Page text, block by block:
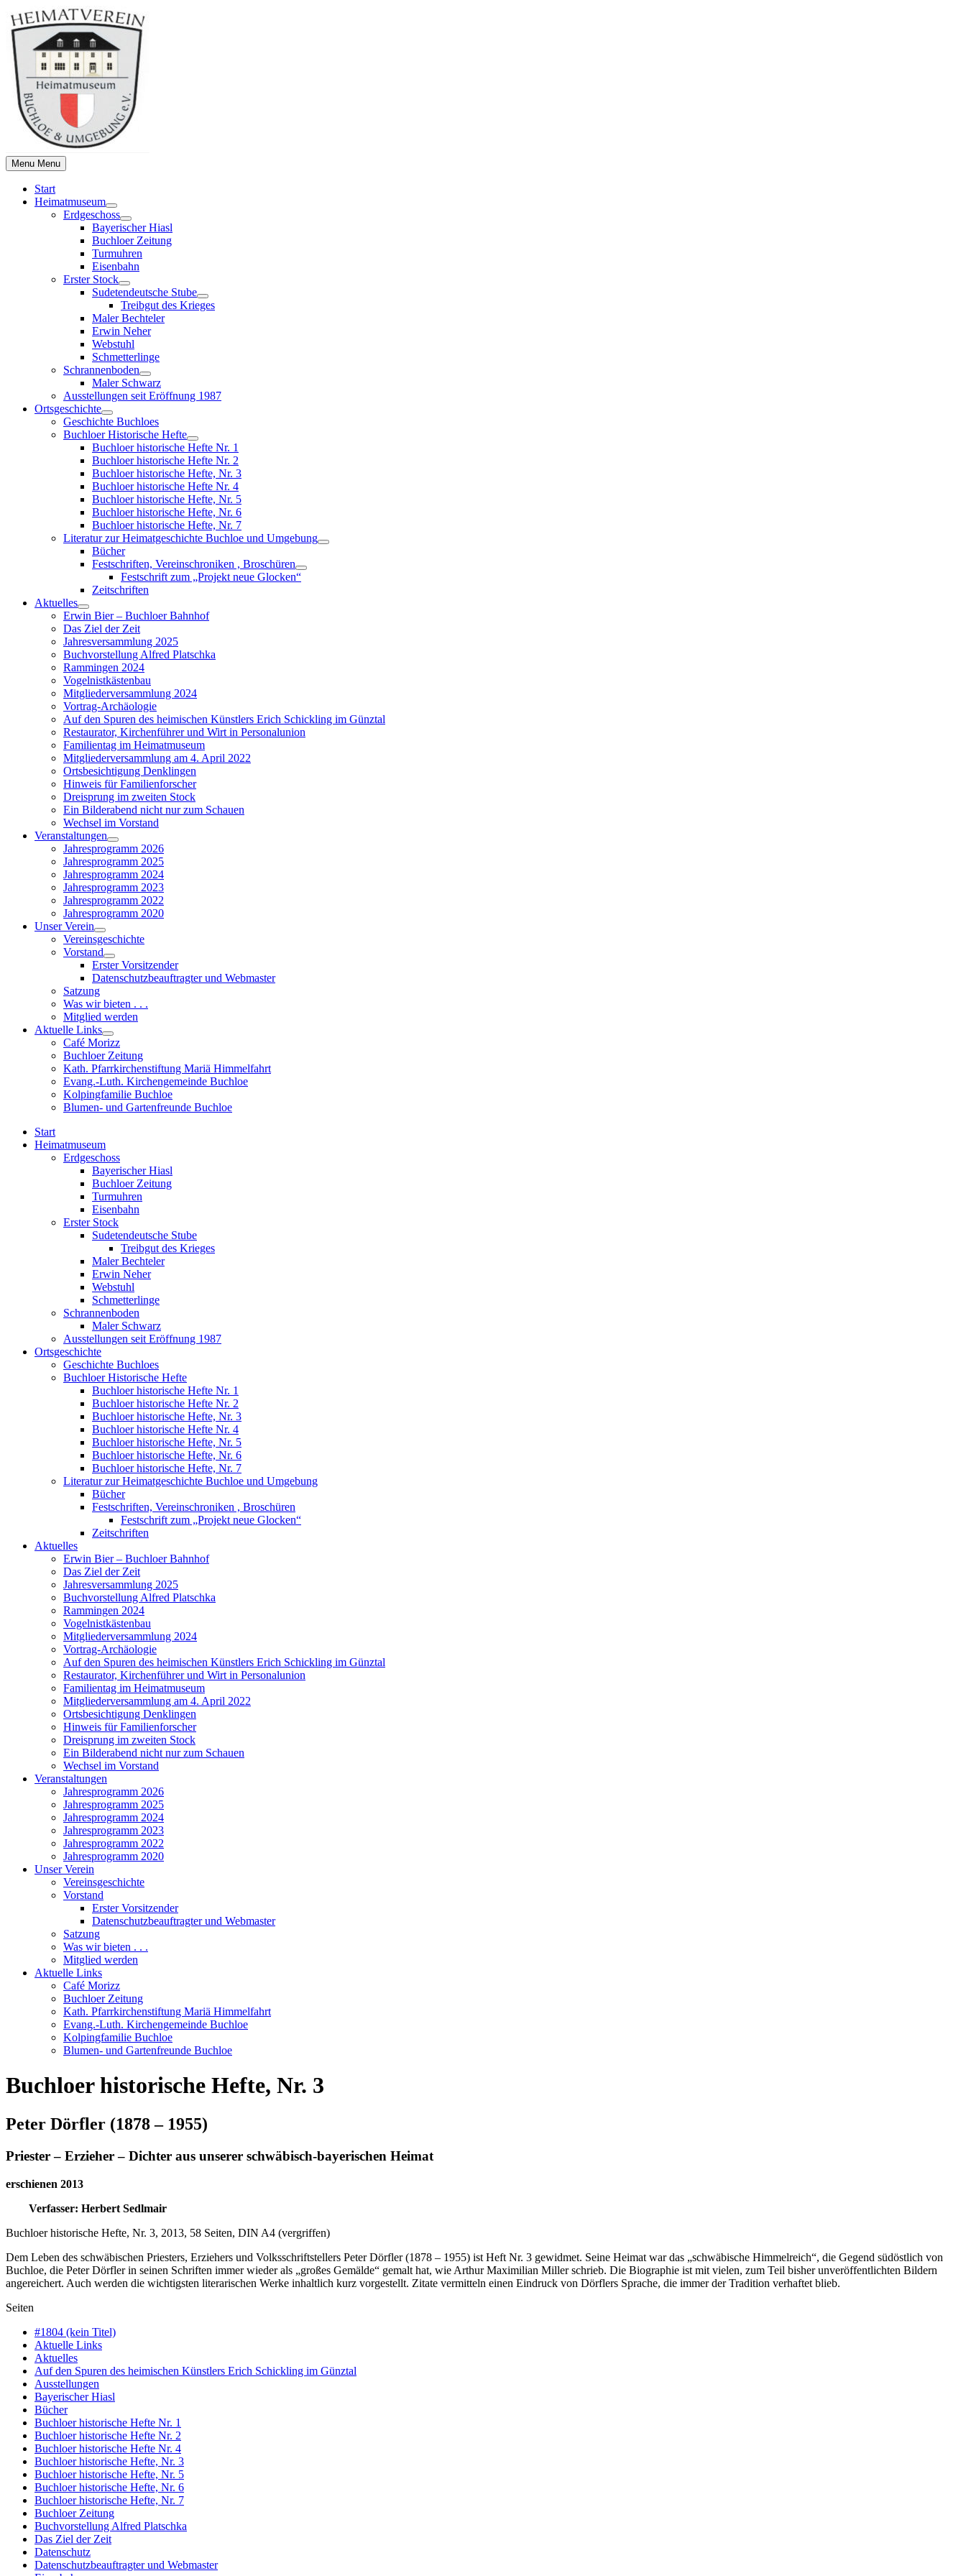
Skip
to
content
Menu Menu
Start
Heimatmuseum
Show
sub
menu
Erdgeschoss
Show
sub
menu
Bayerischer Hiasl
Buchloer Zeitung
Turmuhren
Eisenbahn
Erster Stock
Show
sub
menu
Sudetendeutsche Stube
Show
sub
Treibgut des Krieges
Maler Bechteler
Erwin Neher
Webstuhl
Schmetterlinge
Schrannenboden
Show
sub
menu
Maler Schwarz
Ausstellungen seit Eröffnung 1987
Ortsgeschichte
Show
sub
menu
Geschichte Buchloes
Buchloer Historische Hefte
Show
sub
menu
Buchloer historische Hefte Nr. 1
Buchloer historische Hefte Nr. 2
Buchloer historische Hefte, Nr. 3
Buchloer historische Hefte Nr. 4
Buchloer historische Hefte, Nr. 5
Buchloer historische Hefte, Nr. 6
Buchloer historische Hefte, Nr. 7
Literatur zur Heimatgeschichte Buchloe und Umgebung
Show
Bücher
Festschriften, Vereinschroniken , Broschüren
Show
sub
Festschrift zum „Projekt neue Glocken“
Zeitschriften
Aktuelles
Show
sub
menu
Erwin Bier – Buchloer Bahnhof
Das Ziel der Zeit
Jahresversammlung 2025
Buchvorstellung Alfred Platschka
Rammingen 2024
Vogelnistkästenbau
Mitgliederversammlung 2024
Vortrag-Archäologie
Auf den Spuren des heimischen Künstlers Erich Schickling im Günztal
Restaurator, Kirchenführer und Wirt in Personalunion
Familientag im Heimatmuseum
Mitgliederversammlung am 4. April 2022
Ortsbesichtigung Denklingen
Hinweis für Familienforscher
Dreisprung im zweiten Stock
Ein Bilderabend nicht nur zum Schauen
Wechsel im Vorstand
Veranstaltungen
Show
sub
menu
Jahresprogramm 2026
Jahresprogramm 2025
Jahresprogramm 2024
Jahresprogramm 2023
Jahresprogramm 2022
Jahresprogramm 2020
Unser Verein
Show
sub
menu
Vereinsgeschichte
Vorstand
Show
sub
menu
Erster Vorsitzender
Datenschutzbeauftragter und Webmaster
Satzung
Was wir bieten . . .
Mitglied werden
Aktuelle Links
Show
sub
menu
Café Morizz
Buchloer Zeitung
Kath. Pfarrkirchenstiftung Mariä Himmelfahrt
Evang.-Luth. Kirchengemeinde Buchloe
Kolpingfamilie Buchloe
Blumen- und Gartenfreunde Buchloe
Start
Heimatmuseum
Erdgeschoss
Bayerischer Hiasl
Buchloer Zeitung
Turmuhren
Eisenbahn
Erster Stock
Sudetendeutsche Stube
Treibgut des Krieges
Maler Bechteler
Erwin Neher
Webstuhl
Schmetterlinge
Schrannenboden
Maler Schwarz
Ausstellungen seit Eröffnung 1987
Ortsgeschichte
Geschichte Buchloes
Buchloer Historische Hefte
Buchloer historische Hefte Nr. 1
Buchloer historische Hefte Nr. 2
Buchloer historische Hefte, Nr. 3
Buchloer historische Hefte Nr. 4
Buchloer historische Hefte, Nr. 5
Buchloer historische Hefte, Nr. 6
Buchloer historische Hefte, Nr. 7
Literatur zur Heimatgeschichte Buchloe und Umgebung
Bücher
Festschriften, Vereinschroniken , Broschüren
Festschrift zum „Projekt neue Glocken“
Zeitschriften
Aktuelles
Erwin Bier – Buchloer Bahnhof
Das Ziel der Zeit
Jahresversammlung 2025
Buchvorstellung Alfred Platschka
Rammingen 2024
Vogelnistkästenbau
Mitgliederversammlung 2024
Vortrag-Archäologie
Auf den Spuren des heimischen Künstlers Erich Schickling im Günztal
Restaurator, Kirchenführer und Wirt in Personalunion
Familientag im Heimatmuseum
Mitgliederversammlung am 4. April 2022
Ortsbesichtigung Denklingen
Hinweis für Familienforscher
Dreisprung im zweiten Stock
Ein Bilderabend nicht nur zum Schauen
Wechsel im Vorstand
Veranstaltungen
Jahresprogramm 2026
Jahresprogramm 2025
Jahresprogramm 2024
Jahresprogramm 2023
Jahresprogramm 2022
Jahresprogramm 2020
Unser Verein
Vereinsgeschichte
Vorstand
Erster Vorsitzender
Datenschutzbeauftragter und Webmaster
Satzung
Was wir bieten . . .
Mitglied werden
Aktuelle Links
Café Morizz
Buchloer Zeitung
Kath. Pfarrkirchenstiftung Mariä Himmelfahrt
Evang.-Luth. Kirchengemeinde Buchloe
Kolpingfamilie Buchloe
Blumen- und Gartenfreunde Buchloe
Buchloer historische Hefte, Nr. 3
Peter Dörfler (1878 – 1955)
Priester – Erzieher – Dichter aus unserer schwäbisch-bayerischen Heimat
erschienen 2013
Verfasser: Herbert Sedlmair
Buchloer historische Hefte, Nr. 3, 2013, 58 Seiten, DIN A4 (vergriffen)
Dem Leben des schwäbischen Priesters, Erziehers und Volksschriftstellers Peter Dörfler (1878 – 1955) ist Heft Nr. 3 gewidmet. Seine Heimat war das „schwäbische Himmelreich“, die Gegend südöstlich von
Buchloe, die Peter Dörfler in seinen Schriften immer wieder als „großes Gemälde“ gemalt hat, wie Arthur Maximilian Miller schrieb. Die Biographie ist mit vielen, zum Teil bisher unveröffentlichten Bildern
angereichert. Auch werden die wichtigsten literarischen Werke inhaltlich kurz vorgestellt. Zitate vermitteln einen Eindruck von Dörflers Sprache, die immer der Tradition verhaftet blieb.
Seiten
#1804 (kein Titel)
Aktuelle Links
Aktuelles
Auf den Spuren des heimischen Künstlers Erich Schickling im Günztal
Ausstellungen
Bayerischer Hiasl
Bücher
Buchloer historische Hefte Nr. 1
Buchloer historische Hefte Nr. 2
Buchloer historische Hefte Nr. 4
Buchloer historische Hefte, Nr. 3
Buchloer historische Hefte, Nr. 5
Buchloer historische Hefte, Nr. 6
Buchloer historische Hefte, Nr. 7
Buchloer Zeitung
Buchvorstellung Alfred Platschka
Das Ziel der Zeit
Datenschutz
Datenschutzbeauftragter und Webmaster